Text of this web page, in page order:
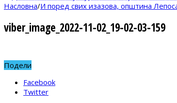
Насловна/И поред свих изазова, општина
viber_image_2022-11-02_19-02-03-159
Подели
Facebook
Twitter